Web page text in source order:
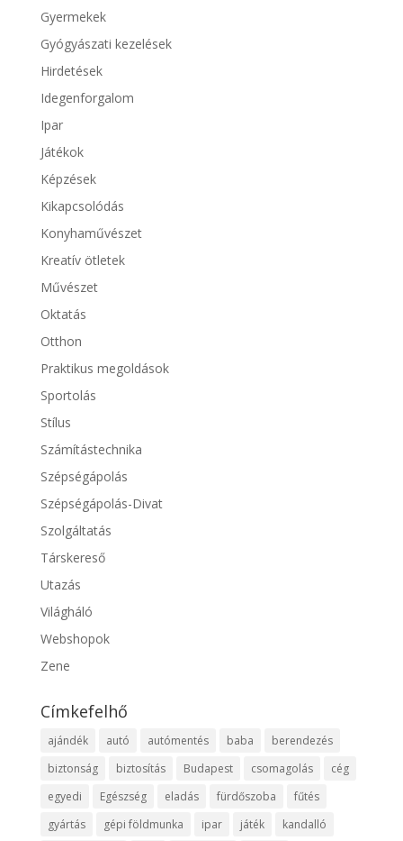
Gyermekek
Gyógyászati kezelések
Hirdetések
Idegenforgalom
Ipar
Játékok
Képzések
Kikapcsolódás
Konyhaművészet
Kreatív ötletek
Művészet
Oktatás
Otthon
Praktikus megoldások
Sportolás
Stílus
Számítástechnika
Szépségápolás
Szépségápolás-Divat
Szolgáltatás
Társkereső
Utazás
Világháló
Webshopok
Zene
Címkefelhő
ajándék autó autómentés baba
berendezés
biztonság
biztosítás Budapest csomagolás
cég
egyedi
Egészség eladás fürdőszoba
fűtés
gyártás
gépi földmunka ipar játék kandalló